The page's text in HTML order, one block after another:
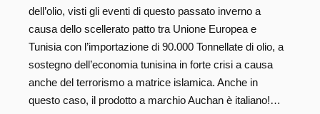
dell’olio, visti gli eventi di questo passato inverno a
causa dello scellerato patto tra Unione Europea e
Tunisia con l’importazione di 90.000 Tonnellate di olio, a
sostegno dell’economia tunisina in forte crisi a causa
anche del terrorismo a matrice islamica. Anche in
questo caso, il prodotto a marchio Auchan è italiano!…